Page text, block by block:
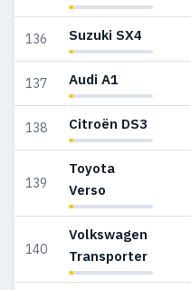
136 Suzuki SX4
137 Audi A1
138 Citroën DS3
139
Toyota
Verso
140
Volkswagen
Transporter